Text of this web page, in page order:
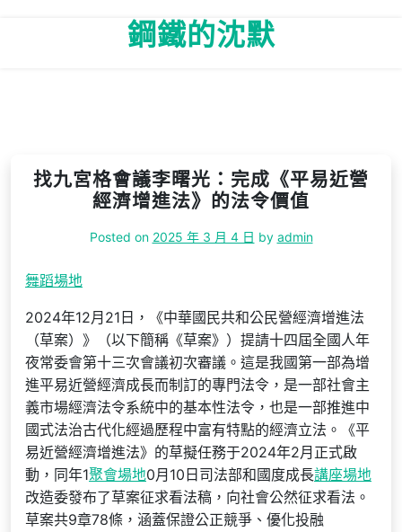
鋼鐵的沈默
找九宮格會議李曙光：完成《平易近營
經濟增進法》的法令價值
Posted on 2025 年 3 月 4 日 by admin
舞蹈場地
2024年12月21日，《中華國民共和公民營經濟增進法
（草案）》（以下簡稱《草案》）提請十四屆全國人年
夜常委會第十三次會議初次審議。這是我國第一部為增
進平易近營經濟成長而制訂的專門法令，是一部社會主
義市場經濟法令系統中的基本性法令，也是一部推進中
國式法治古代化經過歷程中富有特點的經濟立法。《平
易近營經濟增進法》的草擬任務于2024年2月正式啟
動，同年1聚會場地0月10日司法部和國度成長講座場地
改造委發布了草案征求看法稿，向社會公然征求看法。
草案共9章78條，涵蓋保證公正競爭、優化投融